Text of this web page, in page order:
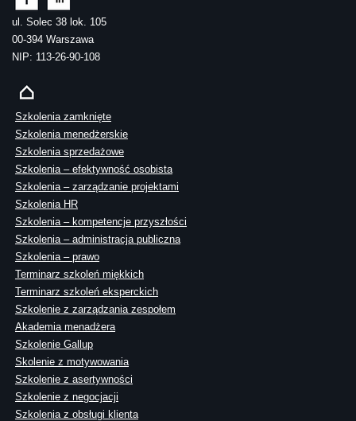
ul. Solec 38 lok. 105
00-394 Warszawa
NIP: 113-26-90-108
Szkolenia zamknięte
Szkolenia menedżerskie
Szkolenia sprzedażowe
Szkolenia – efektywność osobista
Szkolenia – zarządzanie projektami
Szkolenia HR
Szkolenia – kompetencje przyszłości
Szkolenia – administracja publiczna
Szkolenia – prawo
Terminarz szkoleń miękkich
Terminarz szkoleń eksperckich
Szkolenie z zarządzania zespołem
Akademia menadżera
Szkolenie Gallup
Skolenie z motywowania
Szkolenie z asertywności
Szkolenie z negocjacji
Szkolenia z obsługi klienta